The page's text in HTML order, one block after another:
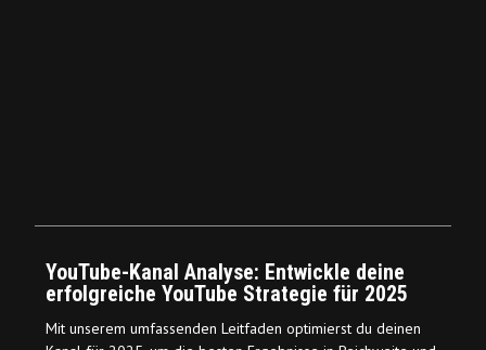
YouTube-Kanal Analyse: Entwickle deine
erfolgreiche YouTube Strategie für 2025
Mit unserem umfassenden Leitfaden optimierst du deinen